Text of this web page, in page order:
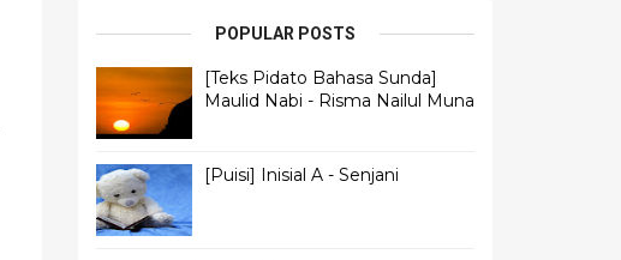
POPULAR POSTS
[Teks Pidato Bahasa Sunda]
Maulid Nabi - Risma Nailul Muna
[Puisi] Inisial A - Senjani